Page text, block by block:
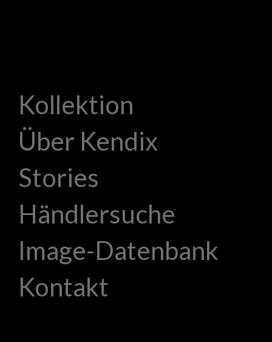
Kollektion
Über Kendix
Stories
Händlersuche
Image-Datenbank
Kontakt